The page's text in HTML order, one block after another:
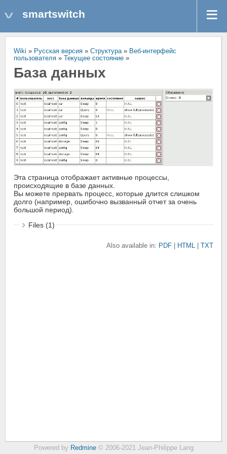
smartswitch
Wiki » Русская версия » Структура» Веб-интерфейс
пользователя » Текущее состояние »
База данных
Эта страница отображает активные процессы,
происходящие в базе данных.
Вы можете прервать процесс, которые длится слишком
долго (например, ошибочно вызванный отчет за очень
большой период).
Files (1)
Also available in: PDF HTML TXT
Powered by Redmine© 2006-2021 Jean-Philippe Lang